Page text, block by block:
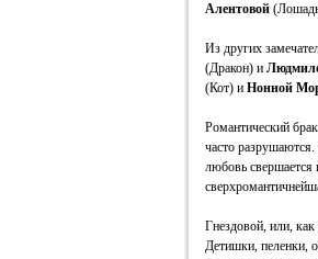
Алентовой
Из других
(Дракон) и
(Кот) и Нонной
Романтический
часто разрушаются.
любовь свершается
Гнездовой, или, как
Детишки, пеленки,